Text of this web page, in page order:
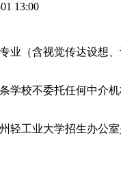
13:00
（含视觉传达设想、
校不委托任何中介机
工业大学招生办公室